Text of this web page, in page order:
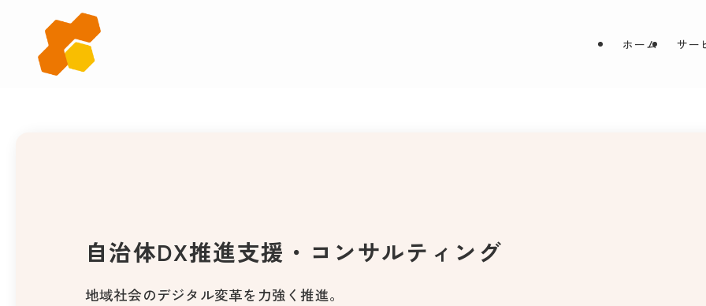
ホーム サー
自治体DX推進支援・コンサルティング
自治体DX推進支援 ・ コ ンサルテ ィ ング
地域社会のデジタル変革を力強く推進。